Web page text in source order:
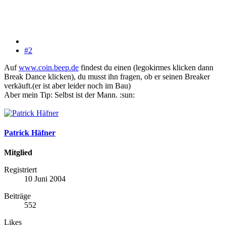
#2
Aufwww.coin.beep.de findest du einen (legokirmes klicken dann
Break Dance klicken), du musst ihn fragen, ob er seinen Breaker
verkäuft.(er ist aber leider noch im Bau)
Aber mein Tip: Selbst ist der Mann. :sun:
Patrick Häfner
Mitglied
Registriert
10 Juni 2004
Beiträge
552
Likes